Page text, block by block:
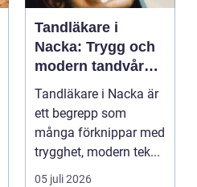
Tandläkare i
Nacka: Trygg och
modern tandvård
nära dig
Tandläkare i Nacka är
ett begrepp som
många förknippar med
trygghet, modern tek...
05 juli 2026